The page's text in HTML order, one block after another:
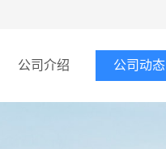
公司介绍 公司动态